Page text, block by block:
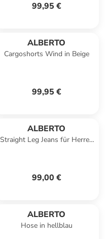
99,95 €
ALBERTO
Cargoshorts Wind in Beige
99,95 €
ALBERTO
Straight Leg Jeans für Herren
99,00 €
ALBERTO
Hose in hellblau